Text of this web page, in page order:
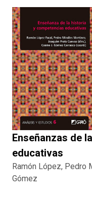
Enseñanzas de
educativas
Ramón López, Pedro
Gómez